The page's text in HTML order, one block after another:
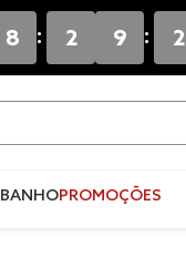
8 : 2 9 : 2
BANHOPROMOÇÕES